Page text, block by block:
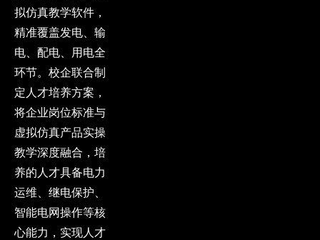
拟仿真教学软件，
精准覆盖发电、输
电、配电、用电全
环节。校企联合制
定人才培养方案，
将企业岗位标准与
虚拟仿真产品实操
教学深度融合，培
养的人才具备电力
运维、继电保护、
智能电网操作等核
心能力，实现人才